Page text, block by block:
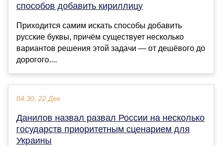
способов добавить кириллицу
Приходится самим искать способы добавить
русские буквы, причём существует несколько
вариантов решения этой задачи — от дешёвого до
дорогого....
04:30, 22 Дек
Данилов назвал развал России на несколько
государств приоритетным сценарием для
Украины